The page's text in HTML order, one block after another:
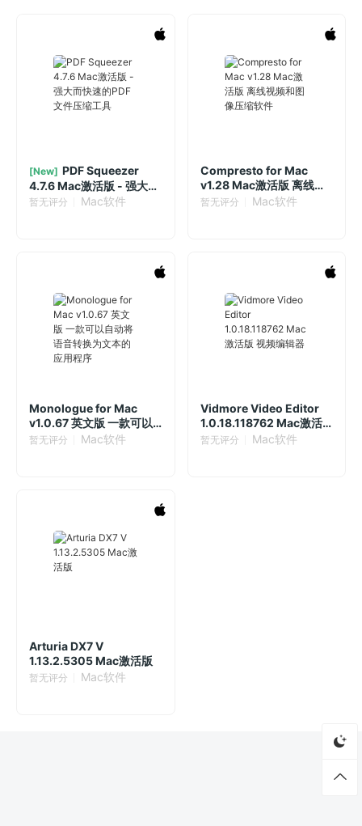
[New] PDF Squeezer
4.7.6 Mac激活版 - 强大而
快速的PDF文件压缩工具
暂无评分 Mac软件
Compresto for Mac
v1.28 Mac激活版 离线视
频和图像压缩软件
暂无评分 Mac软件
Monologue for Mac
v1.0.67 英文版 一款可以
自动将语音转换为文本的
暂无评分 Mac软件
Vidmore Video Editor
1.0.18.118762 Mac激活
版 视频编辑器
暂无评分 Mac软件
Arturia DX7 V
1.13.2.5305 Mac激活版
暂无评分 Mac软件